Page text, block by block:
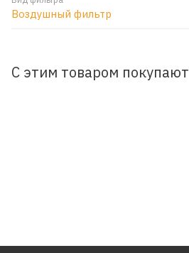
Воздушный фильтр
С этим товаром покупают